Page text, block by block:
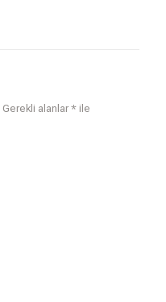
Gerekli alanlar * ile